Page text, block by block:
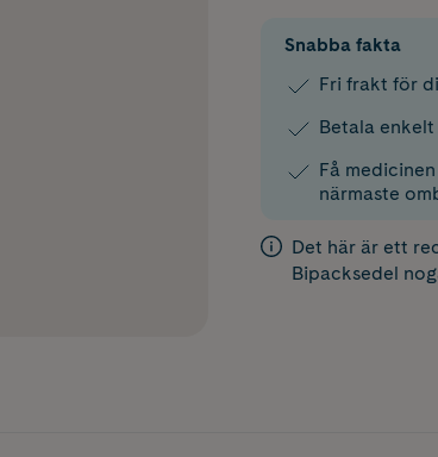
Snabba fakta
Fri frakt för
Betala
Få
närmaste
Det här är ett
Bipacksedel